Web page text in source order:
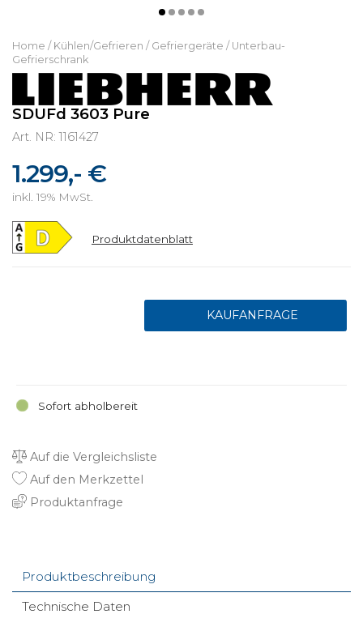
Home / Kühlen/Gefrieren / Gefriergeräte / Unterbau-
Gefrierschrank
SDUFd 3603 Pure
Art. NR: 1161427
1.299,- €
inkl. 19% MwSt.
Produktdatenblatt
Sofort abholbereit
Auf die Vergleichsliste
Auf den Merkzettel
Produktanfrage
Produktbeschreibung
Technische Daten